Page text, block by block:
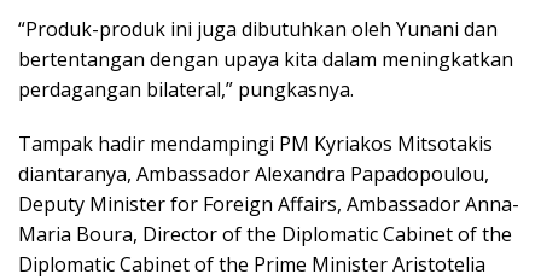
“Produk-produk ini juga dibutuhkan oleh Yunani dan
bertentangan dengan upaya kita dalam meningkatkan
perdagangan bilateral,” pungkasnya.
Tampak hadir mendampingi PM Kyriakos Mitsotakis
diantaranya, Ambassador Alexandra Papadopoulou,
Deputy Minister for Foreign Affairs, Ambassador Anna-
Maria Boura, Director of the Diplomatic Cabinet of the
Diplomatic Cabinet of the Prime Minister Aristotelia